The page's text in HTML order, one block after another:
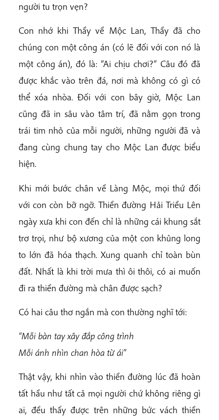
người tu trọn vẹn?
Con nhớ khi Thầy về Mộc Lan, Thầy đã cho
chúng con một công án (có lẽ đối với con nó là
một công án), đó là: “Ai chịu chơi?” Câu đó đã
được khắc vào trên đá, nơi mà không có gì có
thể xóa nhòa. Đối với con bây giờ, Mộc Lan
cũng đã in sâu vào tâm trí, đã nằm gọn trong
trái tim nhỏ của mỗi người, những người đã và
đang cùng chung tay cho Mộc Lan được biểu
hiện.
Khi mới bước chân về Làng Mộc, mọi thứ đối
với con còn bỡ ngỡ. Thiền đường Hải Triều Lên
ngày xưa khi con đến chỉ là những cái khung sắt
trơ trọi, như bộ xương của một con khủng long
to lớn đã hóa thạch. Xung quanh chỉ toàn bùn
đất. Nhất là khi trời mưa thì ôi thôi, có ai muốn
đi ra thiền đường mà chân được sạch?
Có hai câu thơ ngắn mà con thường nghĩ tới:
“Mỗi bàn tay xây đắp công trình
Mỗi ánh nhìn chan hòa từ ái”
Thật vậy, khi nhìn vào thiền đường lúc đã hoàn
tất hầu như tất cả mọi người chứ không riêng gì
ai, đều thấy được trên những bức vách thiền